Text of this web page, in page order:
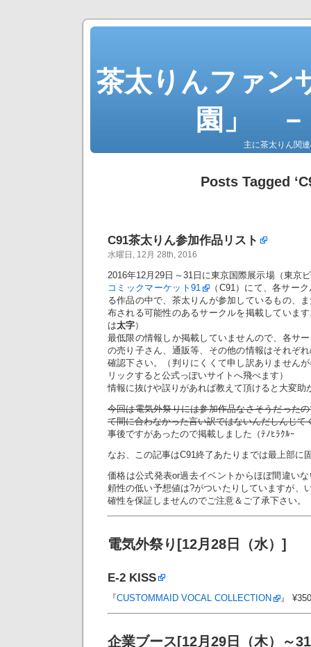
茶太りんファン
園」
主に茶太りん関
Posts Tagged
C91茶太りん参加作品リスト
水曜日, 12月 28th, 2016
2016年12月29日～31日に東京国際展示場（東京
コミックマーケット91
（C91）にて、各サー
る作品の中で、茶太りんが参加しているもの、
布される可能性のあるサークルを掲載していま
は太字）
最低限の情報しか掲載していませんので、各サ
の売り子さん、通販等、その他の情報はそれぞ
確認下さい。（判りにくくて申し訳ありません
リックすると公式っぽいサイトへ飛べます）
情報に抜けや誤りがあれば教えて頂けると大変助
今回は電気外祭りには参加作品なさそうだった
て間に合わなかった言い訳ではないんだしんじて
事後ですがあったので掲載しました（ﾃﾉﾋﾗｸﾙｰ
なお、この記事はC91終了あたりまでは最上部に
価格は公式発表or過去イベントからほぼ間違い
頼性の低い予想値は?がついたりしていますが、
確性を保証しませんのでご注意＆ご了承下さい。
電気外祭り[12月28日（水）]
E-2 KISS
『CUSTOMMAID VOCAL COLLECTION 』
企業ブース[12月29日（木）～